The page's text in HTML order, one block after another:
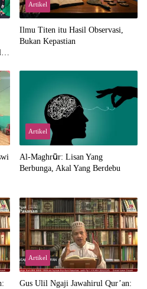
Artikel
Ilmu Titen itu Hasil Observasi,
Bukan Kepastian
Artikel
Al-Maghrūr: Lisan Yang
Berbunga, Akal Yang Berdebu
Artikel
Gus Ulil Ngaji Jawahirul Qur’an: